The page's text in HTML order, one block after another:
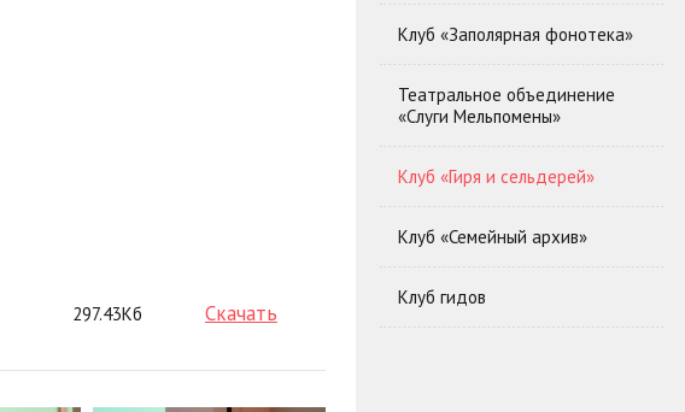
297.43Кб Скачать
Клуб «Заполярная фонотека»
Театральное объединение
«Слуги Мельпомены»
Клуб «Гиря и сельдерей»
Клуб «Семейный архив»
Клуб гидов